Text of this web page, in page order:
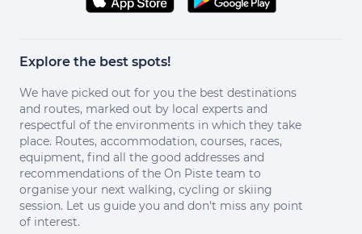
Explore the best spots!
We have picked out for you the best destinations
and routes, marked out by local experts and
respectful of the environments in which they take
place. Routes, accommodation, courses, races,
equipment, find all the good addresses and
recommendations of the On Piste team to
organise your next walking, cycling or skiing
session. Let us guide you and don't miss any point
of interest.